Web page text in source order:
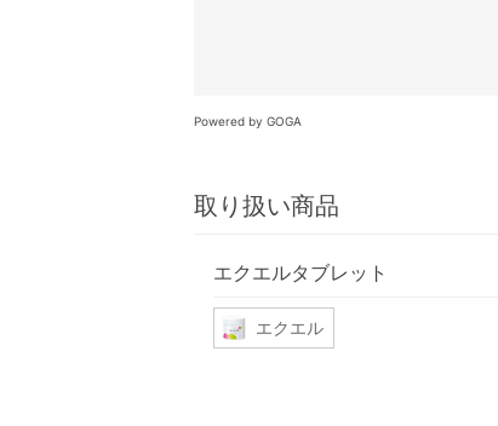
Powered by GOGA
取り扱い商品
エクエルタブレット
エクエル